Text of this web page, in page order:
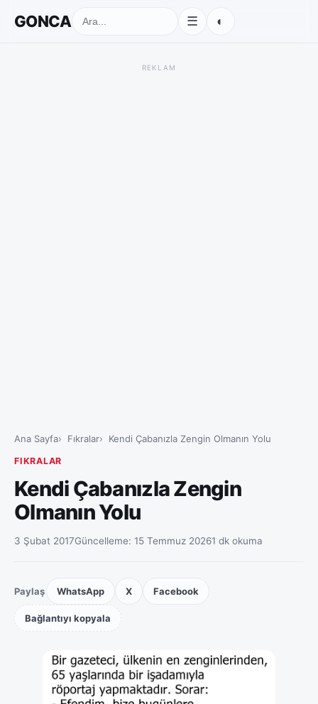
GONCA ☰ ◐
REKLAM
Ana Sayfa Fıkralar Kendi Çabanızla Zengin Olmanın Yolu
FIKRALAR
Kendi Çabanızla Zengin
Olmanın Yolu
3 Şubat 2017Güncelleme: 15 Temmuz 20261 dk okuma
Paylaş WhatsApp X Facebook
Bağlantıyı kopyala